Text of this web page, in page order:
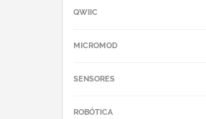
QWIIC
MICROMOD
SENSORES
ROBÓTICA